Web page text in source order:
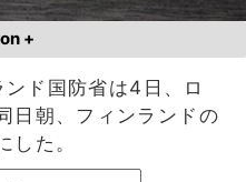
+
ド国防省は4日、ロ
日朝、フィンランドの
した。